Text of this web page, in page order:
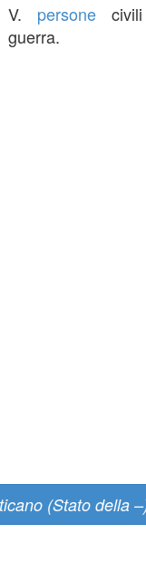
V. persone
guerra.
(Stato della